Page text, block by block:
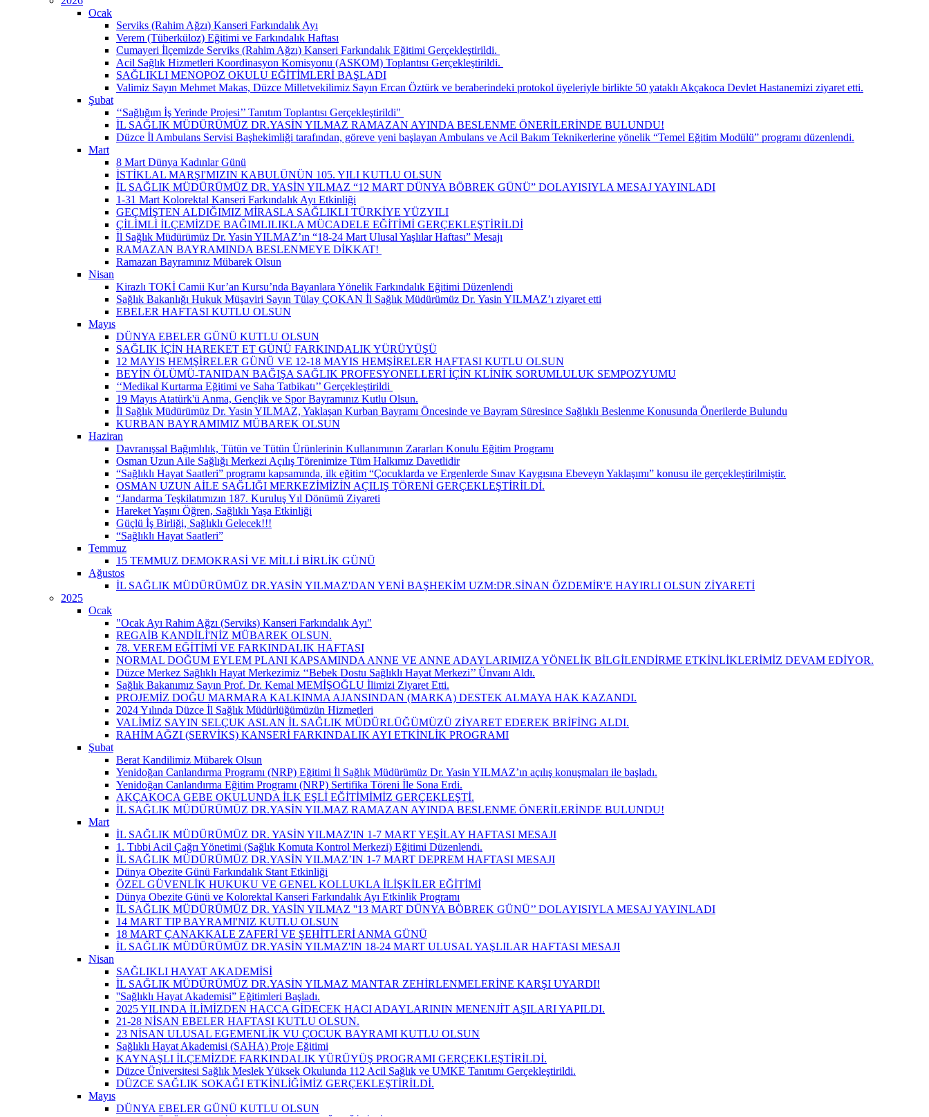
Ocak
Serviks (Rahim Ağzı) Kanseri Farkındalık Ayı
Verem (Tüberküloz) Eğitimi ve Farkındalık Haftası
Cumayeri İlçemizde Serviks (Rahim Ağzı) Kanseri Farkındalık Eğitimi Gerçekleştirildi. ​
Acil Sağlık Hizmetleri Koordinasyon Komisyonu (ASKOM) Toplantısı Gerçekleştirildi. ​
SAĞLIKLI MENOPOZ OKULU EĞİTİMLERİ BAŞLADI
Valimiz Sayın Mehmet Makas, Düzce Milletvekilimiz Sayın Ercan Öztürk ve beraberindeki protokol üyeleriyle birlikte 50 yataklı Akçakoca Devlet Hastanemizi ziyaret etti.
Şubat
‘‘Sağlığım İş Yerinde Projesi’’ Tanıtım Toplantısı Gerçekleştirildi" ​
İL SAĞLIK MÜDÜRÜMÜZ DR.YASİN YILMAZ RAMAZAN AYINDA BESLENME ÖNERİLERİNDE BULUNDU!
Düzce İl Ambulans Servisi Başhekimliği tarafından, göreve yeni başlayan Ambulans ve Acil Bakım Teknikerlerine yönelik “Temel Eğitim Modülü” programı düzenlendi.
Mart
8 Mart Dünya Kadınlar Günü
İSTİKLAL MARŞI'MIZIN KABULÜNÜN 105. YILI KUTLU OLSUN
İL SAĞLIK MÜDÜRÜMÜZ DR. YASİN YILMAZ “12 MART DÜNYA BÖBREK GÜNÜ” DOLAYISIYLA MESAJ YAYINLADI
1-31 Mart Kolorektal Kanseri Farkındalık Ayı Etkinliği
GEÇMİŞTEN ALDIĞIMIZ MİRASLA SAĞLIKLI TÜRKİYE YÜZYILI
ÇİLİMLİ İLÇEMİZDE BAĞIMLILIKLA MÜCADELE EĞİTİMİ GERÇEKLEŞTİRİLDİ
İl Sağlık Müdürümüz Dr. Yasin YILMAZ’ın “18-24 Mart Ulusal Yaşlılar Haftası” Mesajı
RAMAZAN BAYRAMINDA BESLENMEYE DİKKAT! ​
Ramazan Bayramınız Mübarek Olsun
Nisan
Kirazlı TOKİ Camii Kur’an Kursu’nda Bayanlara Yönelik Farkındalık Eğitimi Düzenlendi
Sağlık Bakanlığı Hukuk Müşaviri Sayın Tülay ÇOKAN İl Sağlık Müdürümüz Dr. Yasin YILMAZ’ı ziyaret etti
EBELER HAFTASI KUTLU OLSUN
Mayıs
DÜNYA EBELER GÜNÜ KUTLU OLSUN
SAĞLIK İÇİN HAREKET ET GÜNÜ FARKINDALIK YÜRÜYÜŞÜ
12 MAYIS HEMŞİRELER GÜNÜ VE 12-18 MAYIS HEMŞİRELER HAFTASI KUTLU OLSUN
BEYİN ÖLÜMÜ-TANIDAN BAĞIŞA SAĞLIK PROFESYONELLERİ İÇİN KLİNİK SORUMLULUK SEMPOZYUMU
‘‘Medikal Kurtarma Eğitimi ve Saha Tatbikatı’’ Gerçekleştirildi ​
19 Mayıs Atatürk'ü Anma, Gençlik ve Spor Bayramınız Kutlu Olsun.
İl Sağlık Müdürümüz Dr. Yasin YILMAZ, Yaklaşan Kurban Bayramı Öncesinde ve Bayram Süresince Sağlıklı Beslenme Konusunda Önerilerde Bulundu
KURBAN BAYRAMIMIZ MÜBAREK OLSUN
Haziran
Davranışsal Bağımlılık, Tütün ve Tütün Ürünlerinin Kullanımının Zararları Konulu Eğitim Programı
Osman Uzun Aile Sağlığı Merkezi Açılış Törenimize Tüm Halkımız Davetlidir
“Sağlıklı Hayat Saatleri” programı kapsamında, ilk eğitim “Çocuklarda ve Ergenlerde Sınav Kaygısına Ebeveyn Yaklaşımı” konusu ile gerçekleştirilmiştir.
OSMAN UZUN AİLE SAĞLIĞI MERKEZİMİZİN AÇILIŞ TÖRENİ GERÇEKLEŞTİRİLDİ.
“Jandarma Teşkilatımızın 187. Kuruluş Yıl Dönümü Ziyareti
Hareket Yaşını Öğren, Sağlıklı Yaşa Etkinliği
Güçlü İş Birliği, Sağlıklı Gelecek!!!
“Sağlıklı Hayat Saatleri”
Temmuz
15 TEMMUZ DEMOKRASİ VE MİLLİ BİRLİK GÜNÜ
Ağustos
İL SAĞLIK MÜDÜRÜMÜZ DR.YASİN YILMAZ'DAN YENİ BAŞHEKİM UZM:DR.SİNAN ÖZDEMİR'E HAYIRLI OLSUN ZİYARETİ
2025
Ocak
"Ocak Ayı Rahim Ağzı (Serviks) Kanseri Farkındalık Ayı"
REGAİB KANDİLİ'NİZ MÜBAREK OLSUN.
78. VEREM EĞİTİMİ VE FARKINDALIK HAFTASI
NORMAL DOĞUM EYLEM PLANI KAPSAMINDA ANNE VE ANNE ADAYLARIMIZA YÖNELİK BİLGİLENDİRME ETKİNLİKLERİMİZ DEVAM EDİYOR.
Düzce Merkez Sağlıklı Hayat Merkezimiz ‘‘Bebek Dostu Sağlıklı Hayat Merkezi’’ Ünvanı Aldı.
Sağlık Bakanımız Sayın Prof. Dr. Kemal MEMİŞOĞLU İlimizi Ziyaret Etti.
PROJEMİZ DOĞU MARMARA KALKINMA AJANSINDAN (MARKA) DESTEK ALMAYA HAK KAZANDI.
2024 Yılında Düzce İl Sağlık Müdürlüğümüzün Hizmetleri
VALİMİZ SAYIN SELÇUK ASLAN İL SAĞLIK MÜDÜRLÜĞÜMÜZÜ ZİYARET EDEREK BRİFİNG ALDI.
RAHİM AĞZI (SERVİKS) KANSERİ FARKINDALIK AYI ETKİNLİK PROGRAMI
Şubat
Berat Kandilimiz Mübarek Olsun
Yenidoğan Canlandırma Programı (NRP) Eğitimi İl Sağlık Müdürümüz Dr. Yasin YILMAZ’ın açılış konuşmaları ile başladı.
Yenidoğan Canlandırma Eğitim Programı (NRP) Sertifika Töreni İle Sona Erdi.
AKÇAKOCA GEBE OKULUNDA İLK EŞLİ EĞİTİMİMİZ GERÇEKLEŞTİ.
İL SAĞLIK MÜDÜRÜMÜZ DR.YASİN YILMAZ RAMAZAN AYINDA BESLENME ÖNERİLERİNDE BULUNDU!
Mart
İL SAĞLIK MÜDÜRÜMÜZ DR. YASİN YILMAZ'IN 1-7 MART YEŞİLAY HAFTASI MESAJI
1. Tıbbi Acil Çağrı Yönetimi (Sağlık Komuta Kontrol Merkezi) Eğitimi Düzenlendi.
İL SAĞLIK MÜDÜRÜMÜZ DR.YASİN YILMAZ’IN 1-7 MART DEPREM HAFTASI MESAJI
Dünya Obezite Günü Farkındalık Stant Etkinliği
ÖZEL GÜVENLİK HUKUKU VE GENEL KOLLUKLA İLİŞKİLER EĞİTİMİ
Dünya Obezite Günü ve Kolorektal Kanseri Farkındalık Ayı Etkinlik Programı
İL SAĞLIK MÜDÜRÜMÜZ DR. YASİN YILMAZ ''13 MART DÜNYA BÖBREK GÜNÜ’’ DOLAYISIYLA MESAJ YAYINLADI
14 MART TIP BAYRAMI'NIZ KUTLU OLSUN
18 MART ÇANAKKALE ZAFERİ VE ŞEHİTLERİ ANMA GÜNÜ
İL SAĞLIK MÜDÜRÜMÜZ DR.YASİN YILMAZ'IN 18-24 MART ULUSAL YAŞLILAR HAFTASI MESAJI
Nisan
SAĞLIKLI HAYAT AKADEMİSİ
İL SAĞLIK MÜDÜRÜMÜZ DR.YASİN YILMAZ MANTAR ZEHİRLENMELERİNE KARŞI UYARDI!
''Sağlıklı Hayat Akademisi” Eğitimleri Başladı.
2025 YILINDA İLİMİZDEN HACCA GİDECEK HACI ADAYLARININ MENENJİT AŞILARI YAPILDI.
21-28 NİSAN EBELER HAFTASI KUTLU OLSUN.
23 NİSAN ULUSAL EGEMENLİK VU ÇOCUK BAYRAMI KUTLU OLSUN
Sağlıklı Hayat Akademisi (SAHA) Proje Eğitimi
KAYNAŞLI İLÇEMİZDE FARKINDALIK YÜRÜYÜŞ PROGRAMI GERÇEKLEŞTİRİLDİ.
Düzce Üniversitesi Sağlık Meslek Yüksek Okulunda 112 Acil Sağlık ve UMKE Tanıtımı Gerçekleştirildi.
DÜZCE SAĞLIK SOKAĞI ETKİNLİĞİMİZ GERÇEKLEŞTİRİLDİ.
Mayıs
DÜNYA EBELER GÜNÜ KUTLU OLSUN